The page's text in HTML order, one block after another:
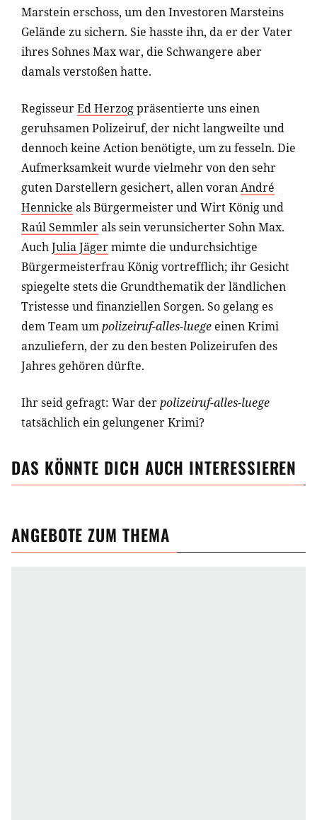
Marstein erschoss, um den Investoren Marsteins
Gelände zu sichern. Sie hasste ihn, da er der Vater
ihres Sohnes Max war, die Schwangere aber
damals verstoßen hatte.
RegisseurEd Herzogpräsentierte uns einen
geruhsamen Polizeiruf, der nicht langweilte und
dennoch keine Action benötigte, um zu fesseln. Die
Aufmerksamkeit wurde vielmehr von den sehr
guten Darstellern gesichert, allen voranAndré
Hennicke als Bürgermeister und Wirt König und
Raúl Semmlerals sein verunsicherter Sohn Max.
AuchJulia Jägermimte die undurchsichtige
Bürgermeisterfrau König vortrefflich; ihr Gesicht
spiegelte stets die Grundthematik der ländlichen
Tristesse und finanziellen Sorgen. So gelang es
dem Team umpolizeiruf-alles-luege einen Krimi
anzuliefern, der zu den besten Polizeirufen des
Jahres gehören dürfte.
Ihr seid gefragt: War derpolizeiruf-alles-luege
tatsächlich ein gelungener Krimi?
DAS KÖNNTE DICH AUCH INTERESSIEREN
ANGEBOTE ZUM THEMA